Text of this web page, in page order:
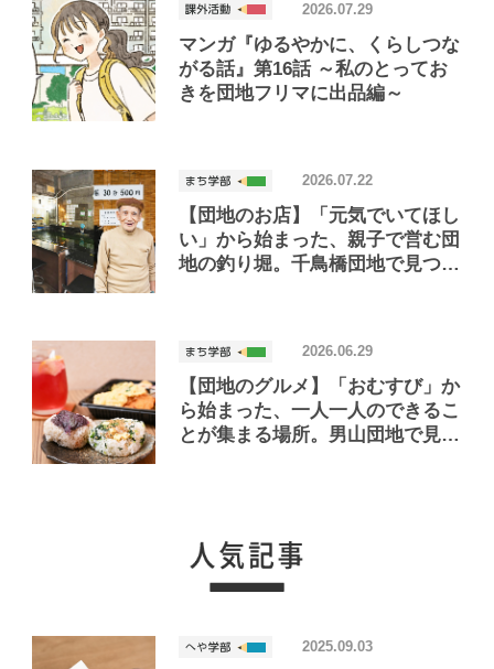
マンガ『ゆるやかに、くらしつな
がる話』第16話 ～私のとってお
きを団地フリマに出品編～
2026.07.29
【団地のお店】「元気でいてほし
い」から始まった、親子で営む団
地の釣り堀。千鳥橋団地で見つけ
2026.07.22
【団地のグルメ】「おむすび」か
ら始まった、一人一人のできるこ
とが集まる場所。男山団地で見つ
2026.06.29
2025.09.03